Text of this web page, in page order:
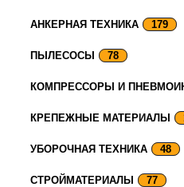
АНКЕРНАЯ ТЕХНИКА 179
ПЫЛЕСОСЫ 78
КОМПРЕССОРЫ И
КРЕПЕЖНЫЕ МАТЕРИАЛЫ
УБОРОЧНАЯ ТЕХНИКА 48
СТРОЙМАТЕРИАЛЫ 77